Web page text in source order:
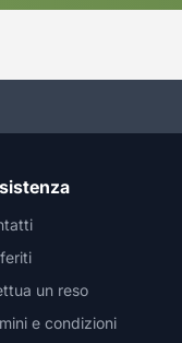
un reso
e condizioni